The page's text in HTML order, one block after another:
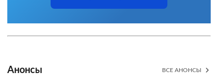
Анонсы ВСЕ АНОНСЫ